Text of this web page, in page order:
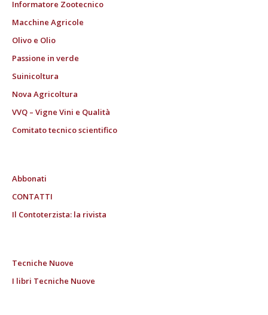
Informatore Zootecnico
Macchine Agricole
Olivo e Olio
Passione in verde
Suinicoltura
Nova Agricoltura
VVQ – Vigne Vini e Qualità
Comitato tecnico scientifico
Abbonati
CONTATTI
Il Contoterzista: la rivista
Tecniche Nuove
I libri Tecniche Nuove